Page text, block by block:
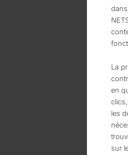
La
en
les
sur